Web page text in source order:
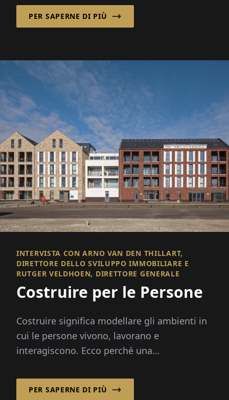
proprio spazio futuro per la digitalizzazione e
l'intelligenza artificiale.
PER SAPERNE DI PIÙ
INTERVISTA CON ARNO VAN DEN THILLART,
DIRETTORE DELLO SVILUPPO IMMOBILIARE E
RUTGER VELDHOEN, DIRETTORE GENERALE
Costruire per le Persone
Costruire significa modellare gli ambienti in
cui le persone vivono, lavorano e
interagiscono. Ecco perché una
riguardano più di...
PER SAPERNE DI PIÙ